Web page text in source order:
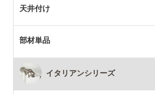
天井付け
部材単品
イタリアンシリーズ